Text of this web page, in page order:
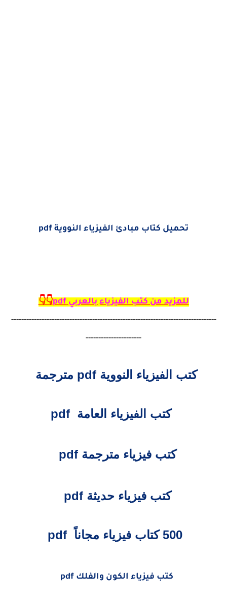
تحميل كتاب مبادئ الفيزياء النووية pdf
للمزيد من كتب الفيزياء بالعربي pdf
👇👇
---------------------------------------------------------------------------------
----------------------
كتب الفيزياء النووية pdf مترجمة
كتب الفيزياء العامة pdf
كتب فيزياء مترجمة pdf
كتب فيزياء حديثة pdf
500 كتاب فيزياء مجاناً pdf
كتب فيزياء الكون والفلك pdf